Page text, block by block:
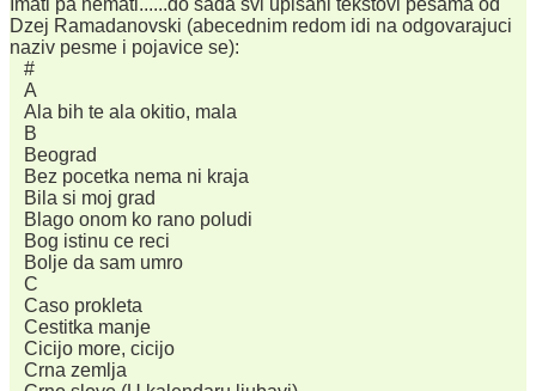
Imati pa nemati......do sada svi upisani tekstovi pesama od
Dzej Ramadanovski (abecednim redom idi na odgovarajuci
naziv pesme i pojavice se):
#
A
Ala bih te ala okitio, mala
B
Beograd
Bez pocetka nema ni kraja
Bila si moj grad
Blago onom ko rano poludi
Bog istinu ce reci
Bolje da sam umro
C
Caso prokleta
Cestitka manje
Cicijo more, cicijo
Crna zemlja